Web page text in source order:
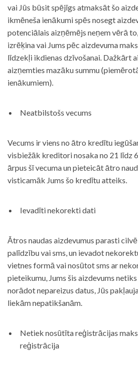
vai Jūs būsit spējīgs atmaksāt šo
ikmēneša ienākumi spēs nosegt
potenciālais aizņēmējs neņem vērā
izrēķina vai Jums pēc aizdevuma
līdzekļi ikdienas dzīvošanai. Dažkārt
aizņemties mazāku summu
ienākumiem).
Neatbilstošs vecums
Vecums ir viens no ātro kredītu
visbiežāk kreditori nosaka no 21 līdz
ārpus šī vecuma un pieteicāt ātro
visticamāk Jums šo kredītu atteiks.
Ievadīti nekorekti dati
Ātros naudas aizdevumus parasti
palīdzību vai sms, un ievadot
vietnes formā vai nosūtot sms ar
pieteikumu, Jums šis aizdevums
norādot nepareizus datus, Jūs
liekām nepatikšanām.
Netiek nosūtīta reģistrācijas
reģistrācija